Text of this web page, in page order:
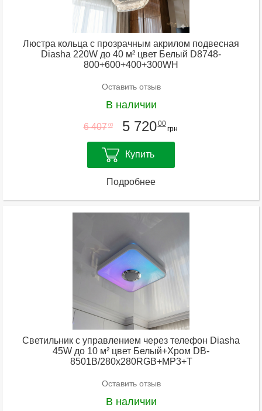
Люстра кольца с прозрачным акрилом подвесная
Diasha 220W до 40 м² цвет Белый D8748-
800+600+400+300WH
Оставить отзыв
В наличии
6 407 00 5 72000
грн
Купить
Подробнее
Светильник с управлением через телефон Diasha
45W до 10 м² цвет Белый+Хром DB-
8501B/280x280RGB+MP3+T
Оставить отзыв
В наличии